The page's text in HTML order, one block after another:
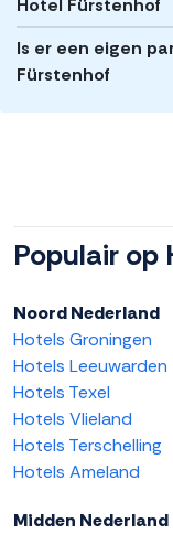
Hotel Fürstenhof
Is er een eigen
Fürstenhof
Populair op
Noord Nederland
Hotels Groningen
Hotels Leeuwarden
Hotels Texel
Hotels Vlieland
Hotels Terschelling
Hotels Ameland
Midden Nederland